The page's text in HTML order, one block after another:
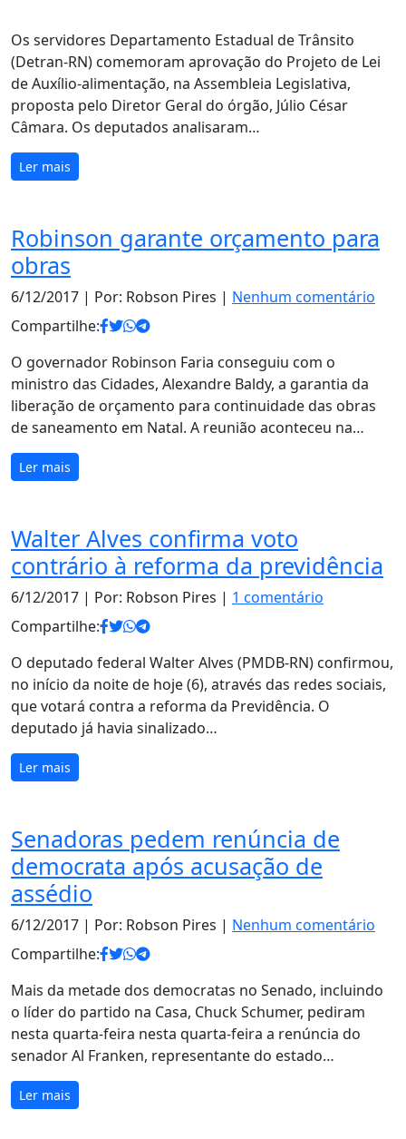
Os servidores Departamento Estadual de Trânsito
(Detran-RN) comemoram aprovação do Projeto de Lei
de Auxílio-alimentação, na Assembleia Legislativa,
proposta pelo Diretor Geral do órgão, Júlio César
Câmara. Os deputados analisaram…
Ler mais
Robinson garante orçamento para
obras
6/12/2017 | Por: Robson Pires | Nenhum comentário
Compartilhe:
O governador Robinson Faria conseguiu com o
ministro das Cidades, Alexandre Baldy, a garantia da
liberação de orçamento para continuidade das obras
de saneamento em Natal. A reunião aconteceu na…
Ler mais
Walter Alves confirma voto
contrário à reforma da previdência
6/12/2017 | Por: Robson Pires | 1 comentário
Compartilhe:
O deputado federal Walter Alves (PMDB-RN) confirmou,
no início da noite de hoje (6), através das redes sociais,
que votará contra a reforma da Previdência. O
deputado já havia sinalizado…
Ler mais
Senadoras pedem renúncia de
democrata após acusação de
assédio
6/12/2017 | Por: Robson Pires | Nenhum comentário
Compartilhe:
Mais da metade dos democratas no Senado, incluindo
o líder do partido na Casa, Chuck Schumer, pediram
nesta quarta-feira nesta quarta-feira a renúncia do
senador Al Franken, representante do estado…
Ler mais